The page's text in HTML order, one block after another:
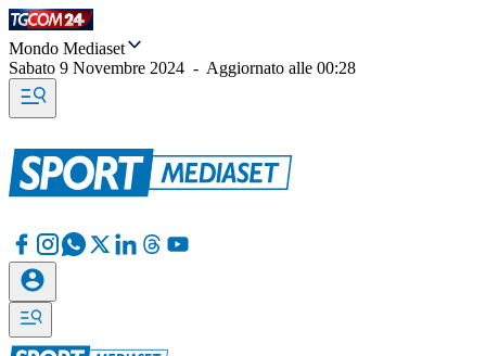
Mondo Mediaset
Sabato 9 Novembre 2024 - Aggiornato alle 00:28